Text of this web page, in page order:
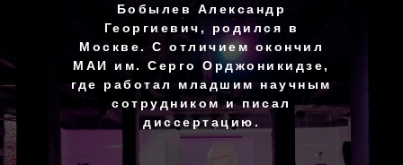
Бобылев Александр
Георгиевич, родился в
Москве. С отличием окончил
МАИ им. Серго Орджоникидзе,
где работал младшим научным
сотрудником и писал
диссертацию.